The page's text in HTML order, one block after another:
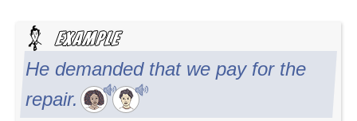
He demanded that we pay for the
repair.